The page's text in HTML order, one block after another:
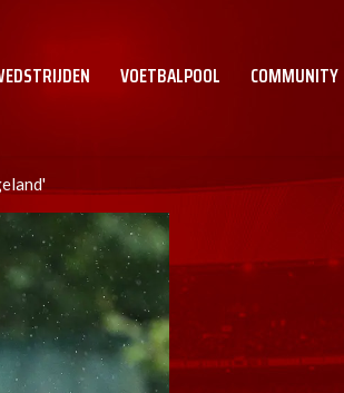
VOETBALPOOL COMMUNITY